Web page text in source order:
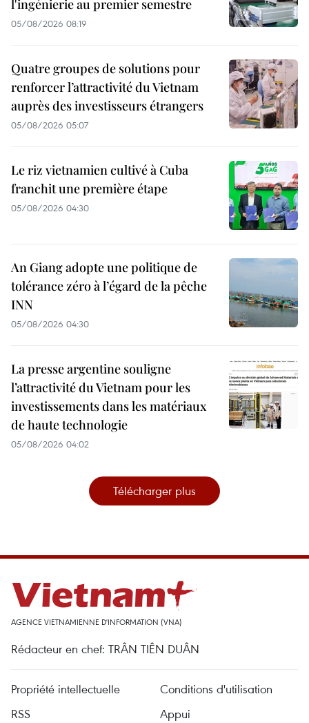
l'ingénierie au premier semestre
05/08/2026 08:19
Quatre groupes de solutions pour
renforcer l’attractivité du Vietnam
auprès des investisseurs étrangers
05/08/2026 05:07
Le riz vietnamien cultivé à Cuba
franchit une première étape
05/08/2026 04:30
An Giang adopte une politique de
tolérance zéro à l’égard de la pêche
INN
05/08/2026 04:30
La presse argentine souligne
l’attractivité du Vietnam pour les
investissements dans les matériaux
de haute technologie
05/08/2026 04:02
Télécharger plus
AGENCE VIETNAMIENNE D'INFORMATION (VNA)
Rédacteur en chef: TRÂN TIÊN DUÂN
Propriété intellectuelle
Conditions d'utilisation
RSS
Appui